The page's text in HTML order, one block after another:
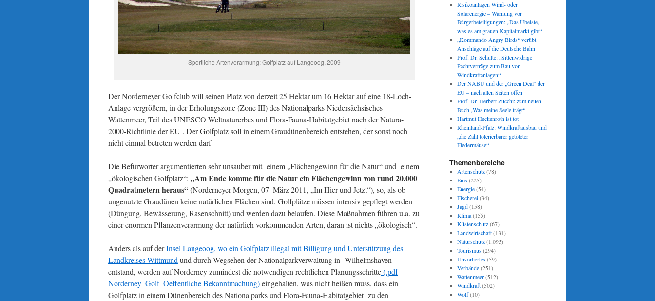
Sportliche Artenverarmung: Golfplatz auf Langeoog, 2009
Der Norderneyer Golfclub will seinen Platz von derzeit 25 Hektar um 16 Hektar auf eine 18-Loch-
Anlage vergrößern, in der Erholungszone (Zone III) des Nationalparks Niedersächsisches
Wattenmeer, Teil des UNESCO Weltnaturerbes und Flora-Fauna-Habitatgebiet nach der Natura-
2000-Richtlinie der EU . Der Golfplatz soll in einem Graudünenbereich entstehen, der sonst noch
nicht einmal betreten werden darf.
Die Befürworter argumentierten sehr unsauber mit einem „Flächengewinn für die Natur“ und einem
„ökologischen Golfplatz“: „Am Ende komme für die Natur ein Flächengewinn von rund 20.000
Quadratmetern heraus“(Norderneyer Morgen, 07. März 2011, „Im Hier und Jetzt“), so, als ob
ungenutzte Graudünen keine natürlichen Flächen sind. Golfplätze müssen intensiv gepflegt werden
(Düngung, Bewässerung, Rasenschnitt) und werden dazu belaufen. Diese Maßnahmen führen u.a. zu
einer enormen Pflanzenverarmung der natürlich vorkommenden Arten, daran ist nichts „ökologisch“.
Anders als auf derInsel Langeoog, wo ein Golfplatz illegal mit Billigung und Unterstützung des
Landkreises Wittmund und durch Wegsehen der Nationalparkverwaltung in Wilhelmshaven
entstand, werden auf Norderney zumindest die notwendigen rechtlichen Planungsschritte(.pdf
Norderney_Golf_Oeffentliche Bekanntmachung)eingehalten, was nicht heißen muss, dass ein
Golfplatz in einem Dünenbereich des Nationalparks und Flora-Fauna-Habitatgebiet zu den
Risikoanlagen Wind- oder
Solarenergie – Warnung vor
Bürgerbeteiligungen: „Das Übelste,
was es am grauen Kapitalmarkt gibt“
„Kommando Angry Birds“ verübt
Anschläge auf die Deutsche Bahn
Prof. Dr. Schulte: „Sittenwidrige
Pachtverträge zum Bau von
Windkraftanlagen“
Der NABU und der „Green Deal“ der
EU – nach allen Seiten offen
Prof. Dr. Herbert Zucchi: zum neuen
Buch „Was meine Seele trägt“
Hartmut Heckenroth ist tot
Rheinland-Pfalz: Windkraftausbau und
„die Zahl tolerierbarer getöteter
Fledermäuse“
Themenbereiche
Artenschutz(78)
Ems(225)
Energie(54)
Fischerei(34)
Jagd(158)
Klima(155)
Küstenschutz(67)
Landwirtschaft(131)
Naturschutz(1.095)
Tourismus(294)
Unsortiertes(59)
Verbände(251)
Wattenmeer(512)
Windkraft(502)
Wolf(10)